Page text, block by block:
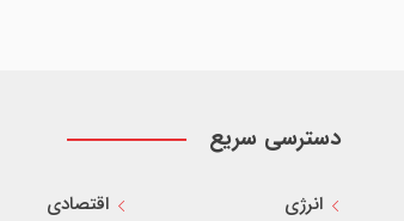
دسترسی سریع
انرژی
اقتصادی